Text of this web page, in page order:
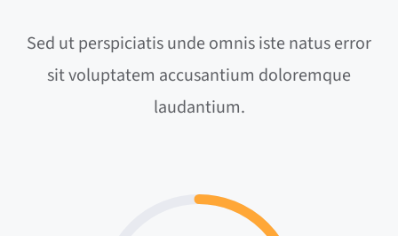
Sed ut perspiciatis unde omnis iste natus error
sit voluptatem accusantium doloremque
laudantium.